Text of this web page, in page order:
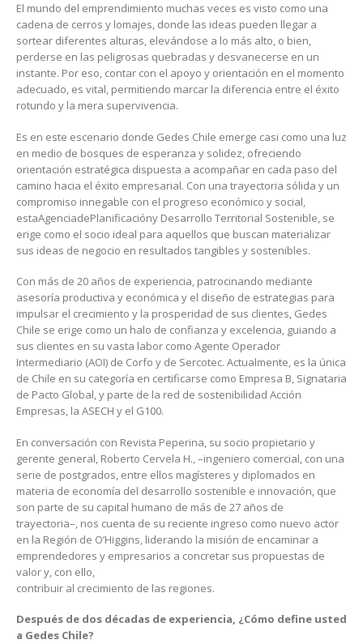
El mundo del emprendimiento muchas veces es visto como una
cadena de cerros y lomajes, donde las ideas pueden llegar a
sortear diferentes alturas, elevándose a lo más alto, o bien,
perderse en las peligrosas quebradas y desvanecerse en un
instante. Por eso, contar con el apoyo y orientación en el momento
adecuado, es vital, permitiendo marcar la diferencia entre el éxito
rotundo y la mera supervivencia.
Es en este escenario donde Gedes Chile emerge casi como una luz
en medio de bosques de esperanza y solidez, ofreciendo
orientación estratégica dispuesta a acompañar en cada paso del
camino hacia el éxito empresarial. Con una trayectoria sólida y un
compromiso innegable con el progreso económico y social,
estaAgenciadePlanificacióny Desarrollo Territorial Sostenible, se
erige como el socio ideal para aquellos que buscan materializar
sus ideas de negocio en resultados tangibles y sostenibles.
Con más de 20 años de experiencia, patrocinando mediante
asesoría productiva y económica y el diseño de estrategias para
impulsar el crecimiento y la prosperidad de sus clientes, Gedes
Chile se erige como un halo de confianza y excelencia, guiando a
sus clientes en su vasta labor como Agente Operador
Intermediario (AOI) de Corfo y de Sercotec. Actualmente, es la única
de Chile en su categoría en certificarse como Empresa B, Signataria
de Pacto Global, y parte de la red de sostenibilidad Acción
Empresas, la ASECH y el G100.
En conversación con Revista Peperina, su socio propietario y
gerente general, Roberto Cervela H., –ingeniero comercial, con una
serie de postgrados, entre ellos magísteres y diplomados en
materia de economía del desarrollo sostenible e innovación, que
son parte de su capital humano de más de 27 años de
trayectoria–, nos cuenta de su reciente ingreso como nuevo actor
en la Región de O’Higgins, liderando la misión de encaminar a
emprendedores y empresarios a concretar sus propuestas de
valor y, con ello,
contribuir al crecimiento de las regiones.
Después de dos décadas de experiencia, ¿Cómo define usted
a Gedes Chile?